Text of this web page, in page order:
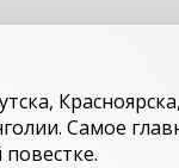
Красноярска,
Самое